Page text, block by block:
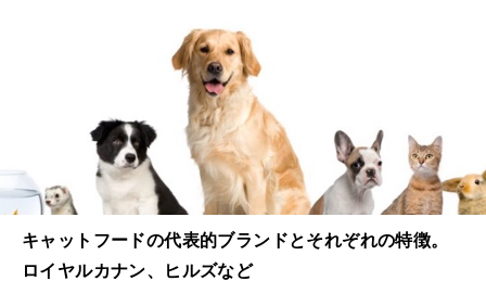
キャットフードの代表的ブランドとそれぞれの特徴。
ロイヤルカナン、ヒルズなど